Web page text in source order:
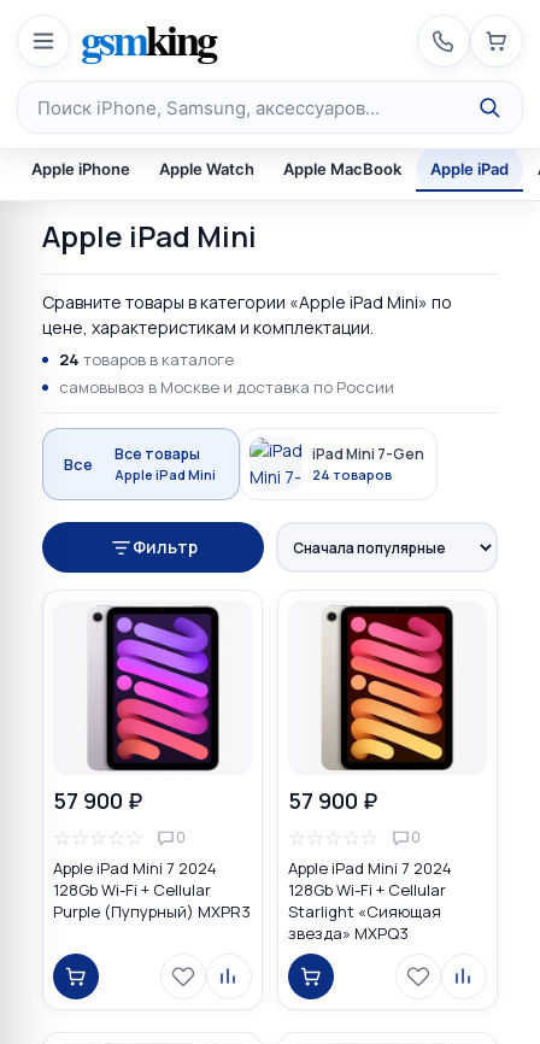
Перейти к содержимому
gsmking
Поиск по каталогу
Apple iPhone Apple Watch Apple MacBook Apple iPad
Apple iPad Mini
Сравните товары в категории «Apple iPad Mini» по
цене, характеристикам и комплектации.
24 товаров в каталоге
самовывоз в Москве и доставка по России
Все Все товары
Apple iPad Mini
iPad Mini 7-Gen
24 товаров
Фильтр
57 900 ₽
☆☆☆☆☆ 0
Apple iPad Mini 7 2024
128Gb Wi-Fi + Cellular
Purple (Пупурный) MXPR3
57 900 ₽
☆☆☆☆☆ 0
Apple iPad Mini 7 2024
128Gb Wi-Fi + Cellular
Starlight «Сияющая
звезда» MXPQ3